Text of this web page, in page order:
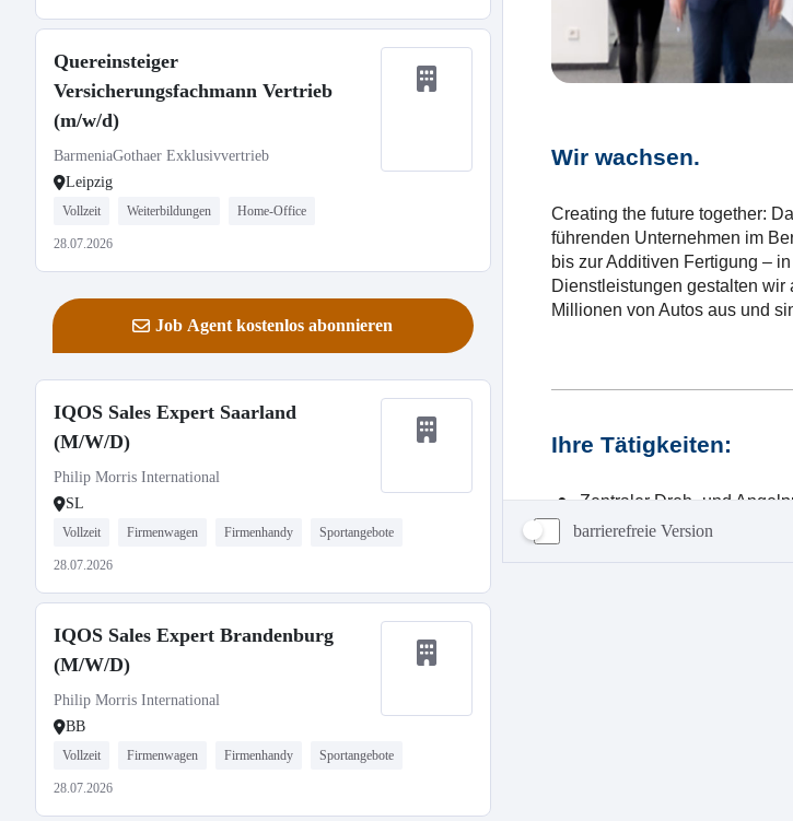
Quereinsteiger
Versicherungsfachmann Vertrieb
(m/w/d)
BarmeniaGothaer Exklusivvertrieb
Leipzig
Vollzeit Weiterbildungen Home-Office
28.07.2026
Job Agent kostenlos abonnieren
IQOS Sales Expert Saarland
(M/W/D)
Philip Morris International
SL
Vollzeit Firmenwagen Firmenhandy Sportangebote
28.07.2026
IQOS Sales Expert Brandenburg
(M/W/D)
Philip Morris International
BB
Vollzeit Firmenwagen Firmenhandy Sportangebote
28.07.2026
barrierefreie Version